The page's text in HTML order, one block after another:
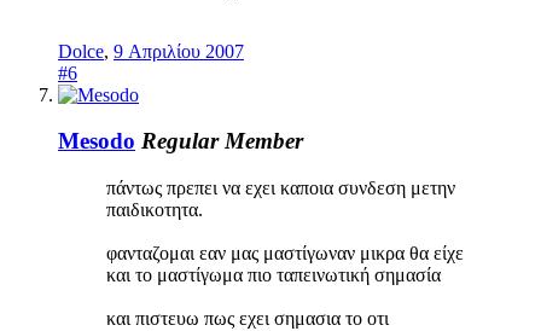
Dolce, 9 Απριλίου 2007
#6
Mesodo Regular Member
πάντως πρεπει να εχει καποια συνδεση μετην
παιδικοτητα.
φανταζομαι εαν μας μαστίγωναν μικρα θα είχε
και το μαστίγωμα πιο ταπεινωτική σημασία
και πιστευω πως εχει σημασια το οτι